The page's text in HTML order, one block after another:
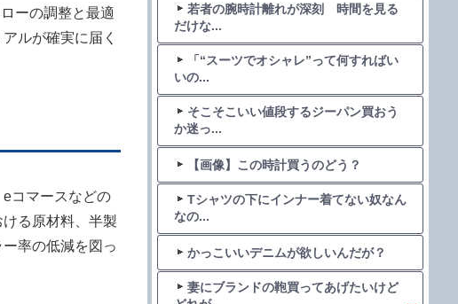
ーの調整と最適
ルが確実に届く
コマースなどの
る原材料、半製
率の低減を図っ
若者の腕時計離れが深刻 時間を見る
だけな...
「“スーツでオシャレ”って何すればい
いの...
そこそこいい値段するジーパン買おう
か迷っ...
【画像】この時計買うのどう？
Tシャツの下にインナー着てない奴なん
なの...
かっこいいデニムが欲しいんだが？
妻にブランドの鞄買ってあげたいけど